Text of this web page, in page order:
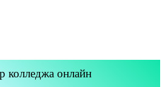
колледжа онлайн